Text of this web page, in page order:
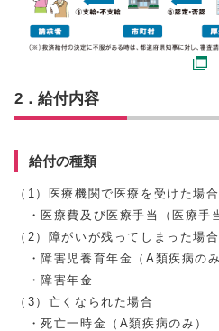
2．給付内容
給付の種類
（1）医療機関で医療を受けた場合
・医療費及び医療手当（医療手
（2）障がいが残ってしまった場合
・障害児養育年金（A類疾病のみ
・障害年金
（3）亡くなられた場合
・死亡一時金（A類疾病のみ）